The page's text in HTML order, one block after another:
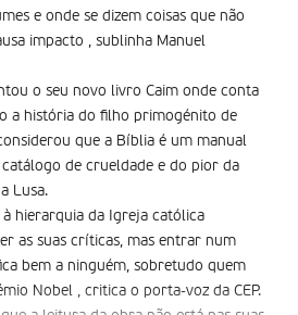
e onde se dizem coisas que não
impacto , sublinha Manuel
o seu novo livro Caim onde conta
a história do filho primogénito de
que a Bíblia é um manual
de crueldade e do pior da
Lusa.
hierarquia da Igreja católica
as suas críticas, mas entrar num
bem a ninguém, sobretudo quem
Nobel , critica o porta-voz da CEP.